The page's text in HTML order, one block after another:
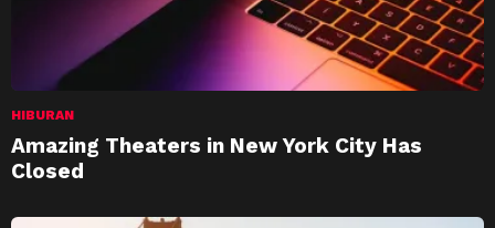
HIBURAN
Amazing Theaters in New York City Has
Closed